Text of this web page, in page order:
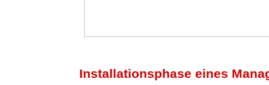
Installationsphase eines